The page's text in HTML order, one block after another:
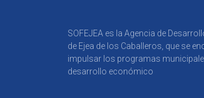
SOFEJEA es la Agencia de
de Ejea de los Caballeros, que se
impulsar los programas
desarrollo económico